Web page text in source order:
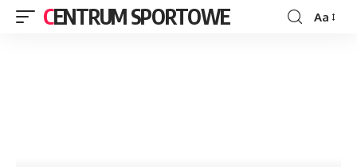
CENTRUM SPORTOWE Aa